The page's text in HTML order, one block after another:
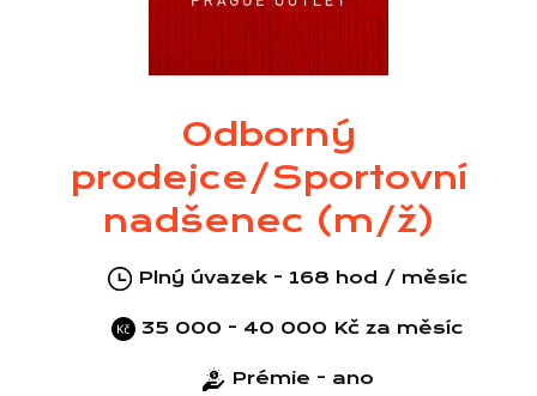
Odborný
prodejce/Sportovní
nadšenec (m/ž)
Plný úvazek - 168 hod / měsíc
35 000 - 40 000 Kč za měsíc
Prémie - ano